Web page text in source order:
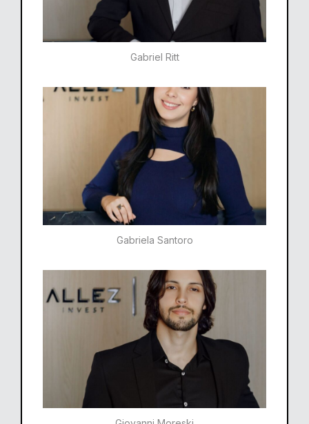
Gabriel Ritt
Gabriela Santoro​